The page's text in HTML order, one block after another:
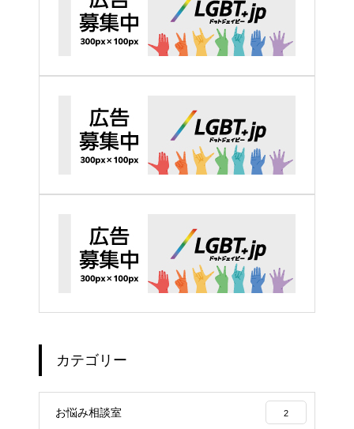
カテゴリー
お悩み相談室 2